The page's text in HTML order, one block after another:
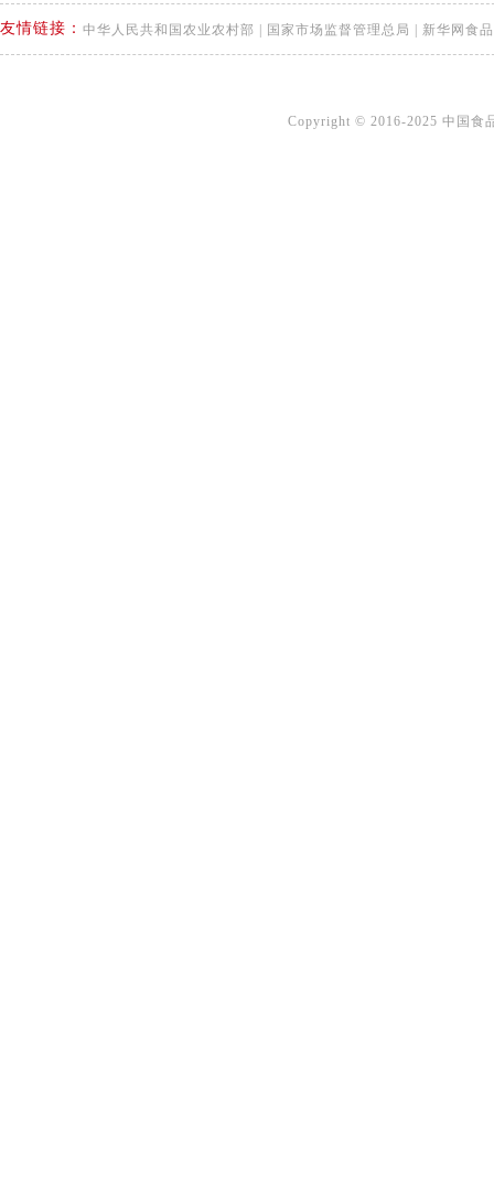
友情链接： 中华人民共和国农业农村部 国家市场监督管理总局 新华网食品
Copyright © 2016-2025 中国食